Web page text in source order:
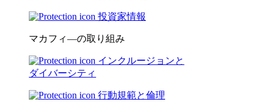
投資家情報
マカフィ―の取り組み
インクルージョンと
ダイバーシティ
行動規範と倫理